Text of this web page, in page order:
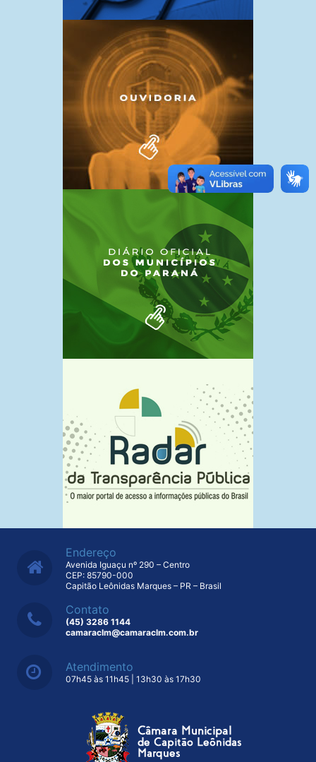
Endereço
Avenida Iguaçu nº 290 – Centro
CEP: 85790-000
Capitão Leônidas Marques – PR – Brasil
Contato
(45) 3286 1144
camaraclm@camaraclm.com.br
Atendimento
07h45 às 11h45 | 13h30 às 17h30